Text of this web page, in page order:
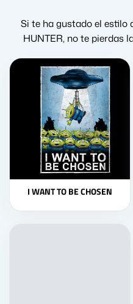
Si te ha gustado el estilo
HUNTER, no te pierdas
I WANT TO BE CHOSEN